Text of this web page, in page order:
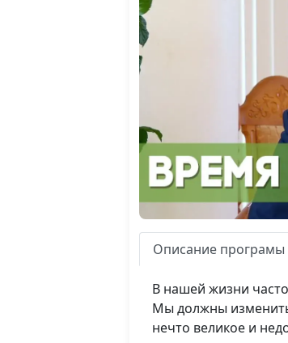
Описание програмы
В нашей жизни
Мы должны изменить
нечто великое и